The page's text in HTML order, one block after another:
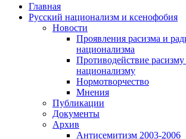
Главная
Русский национализм и ксенофобия
Новости
Проявления расизма и
национализма
Противодействие
национализму
Нормотворчество
Мнения
Публикации
Документы
Архив
Антисемитизм 2003-2006